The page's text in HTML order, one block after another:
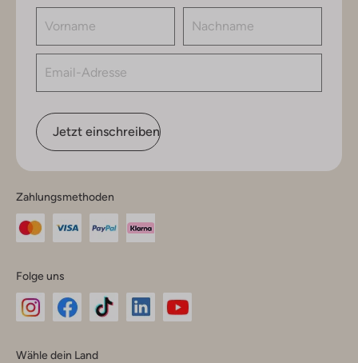
Jetzt einschreiben
Zahlungsmethoden
Folge uns
Wähle dein Land